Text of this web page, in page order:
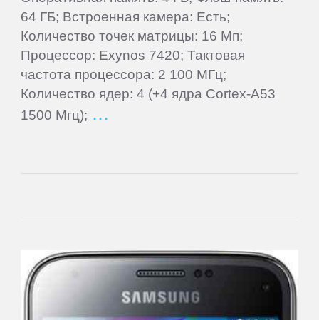
64 ГБ; Встроенная камера: Есть;
Количество точек матрицы: 16 Мп;
Процессор: Exynos 7420; Тактовая
частота процессора: 2 100 МГц;
Количество ядер: 4 (+4 ядра Cortex-A53
1500 Мгц);
Cube
Daewoo
Dell
Exeq
EXPERTS